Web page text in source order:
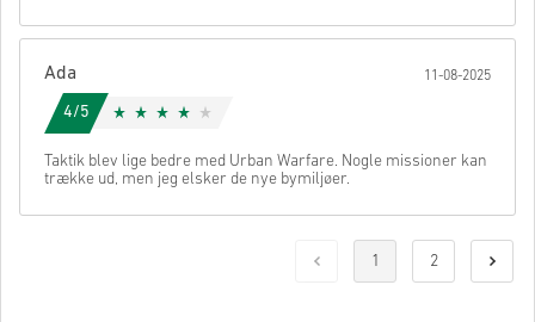
Ada 11-08-2025
4/5
Taktik blev lige bedre med Urban Warfare. Nogle missioner kan
trække ud, men jeg elsker de nye bymiljøer.
1 2